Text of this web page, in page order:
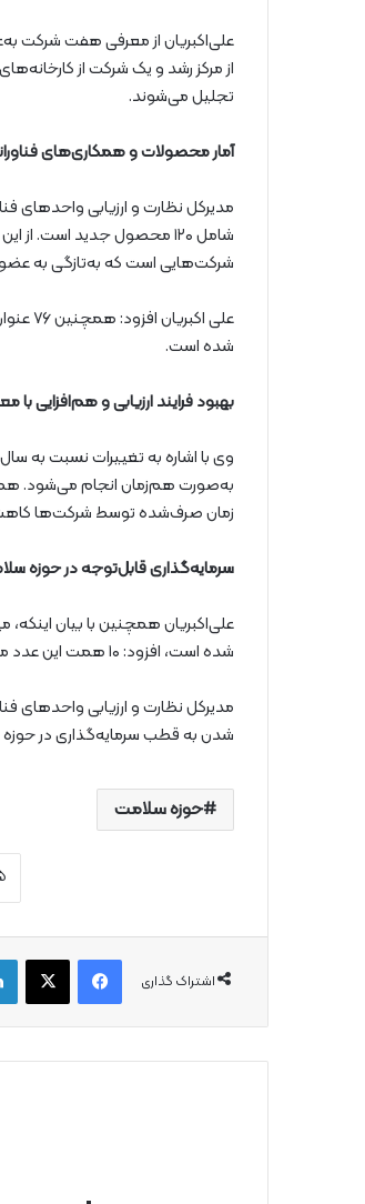
علی‌اکبریان از معرفی هفت شرکت
تجلیل می‌شوند.
آمار محصولات و همکاری‌های
شرکت‌هایی است که به‌تازگی به
شده است.
بهبود فرایند ارزیابی و هم‌افزایی با
وی با اشاره به تغییرات نسبت به
به‌صورت هم‌زمان انجام می‌شود.
زمان صرف‌شده توسط شرکت‌ها
سرمایه‌گذاری قابل‌توجه در حوزه
شده است، افزود: ۱۰ همت این عدد مربوط به شرکت‌های حوزه سلامت و ۴ همت متعلق به سایر حوزه‌هاست.
مدیرکل نظارت و ارزیابی واحدهای
شدن به قطب سرمایه‌گذاری در
حوزه سلامت
اشتراک گذاری
فیس بوک